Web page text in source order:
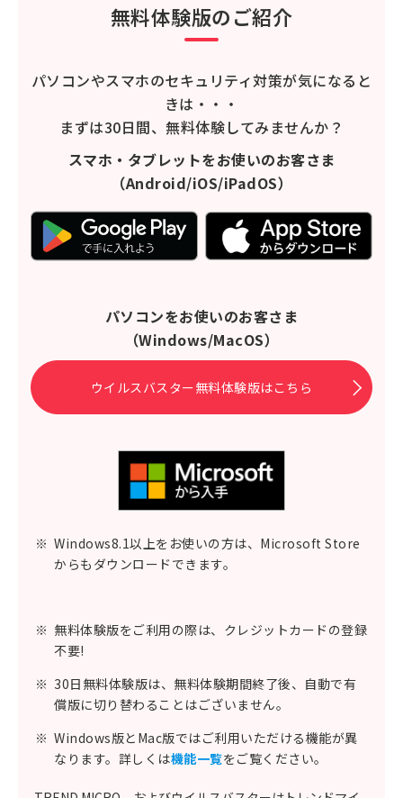
無料体験版のご紹介
パソコンやスマホのセキュリティ対策が気になると
きは・・・
まずは30日間、無料体験してみませんか？
スマホ・タブレットをお使いのお客さま
（Android/iOS/iPadOS）
パソコンをお使いのお客さま
（Windows/MacOS）
ウイルスバスター無料体験版はこちら
※ Windows8.1以上をお使いの方は、Microsoft Store
からもダウンロードできます。
※ 無料体験版をご利用の際は、クレジットカードの登録
不要!
※ 30日無料体験版は、無料体験期間終了後、自動で有
償版に切り替わることはございません。
※ Windows版とMac版ではご利用いただける機能が異
なります。詳しくは機能一覧をご覧ください。